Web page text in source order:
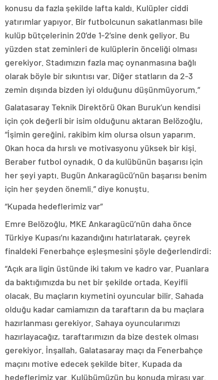
konusu da fazla şekilde lafta kaldı. Kulüpler ciddi
yatırımlar yapıyor. Bir futbolcunun sakatlanması bile
kulüp bütçelerinin 20’de 1-2’sine denk geliyor. Bu
yüzden stat zeminleri de kulüplerin önceliği olması
gerekiyor. Stadımızın fazla maç oynanmasına bağlı
olarak böyle bir sıkıntısı var. Diğer statların da 2-3
zemin dışında bizden iyi olduğunu düşünmüyorum.”
Galatasaray Teknik Direktörü Okan Buruk’un kendisi
için çok değerli bir isim olduğunu aktaran Belözoğlu,
“İşimin gereğini, rakibim kim olursa olsun yaparım.
Okan hoca da hırslı ve motivasyonu yüksek bir kişi.
Beraber futbol oynadık. O da kulübünün başarısı için
her şeyi yaptı. Bugün Ankaragücü’nün başarısı benim
için her şeyden önemli.” diye konuştu.
“Kupada hedeflerimiz var”
Emre Belözoğlu, MKE Ankaragücü’nün daha önce
Türkiye Kupası’nı kazandığını hatırlatarak, çeyrek
finaldeki Fenerbahçe eşleşmesini şöyle değerlendirdi:
“Açık ara ligin üstünde iki takım ve kadro var. Puanlara
da baktığımızda bu net bir şekilde ortada. Keyifli
olacak. Bu maçların kıymetini oyuncular bilir. Sahada
olduğu kadar camiamızın da taraftarın da bu maçlara
hazırlanması gerekiyor. Sahaya oyuncularımızı
hazırlayacağız, taraftarımızın da bize destek olması
gerekiyor. İnşallah, Galatasaray maçı da Fenerbahçe
maçını motive edecek şekilde biter. Kupada da
hedeflerimiz var. Kulübümüzün bu konuda mirası var.